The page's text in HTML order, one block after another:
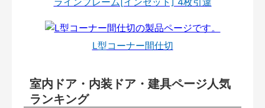
L型コーナー間仕切
室内ドア・内装ドア・建具ページ人気
ランキング